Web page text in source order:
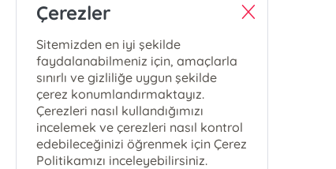
Çerezler
Sitemizden en iyi şekilde
faydalanabilmeniz için, amaçlarla
sınırlı ve gizliliğe uygun şekilde
çerez konumlandırmaktayız.
Çerezleri nasıl kullandığımızı
incelemek ve çerezleri nasıl kontrol
edebileceğinizi öğrenmek için Çerez
Politikamızı inceleyebilirsiniz.